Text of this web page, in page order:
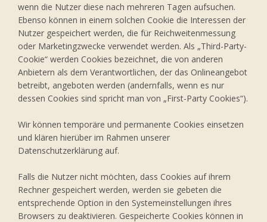
wenn die Nutzer diese nach mehreren Tagen aufsuchen.
Ebenso können in einem solchen Cookie die Interessen der
Nutzer gespeichert werden, die für Reichweitenmessung
oder Marketingzwecke verwendet werden. Als „Third-Party-
Cookie“ werden Cookies bezeichnet, die von anderen
Anbietern als dem Verantwortlichen, der das Onlineangebot
betreibt, angeboten werden (andernfalls, wenn es nur
dessen Cookies sind spricht man von „First-Party Cookies“).
Wir können temporäre und permanente Cookies einsetzen
und klären hierüber im Rahmen unserer
Datenschutzerklärung auf.
Falls die Nutzer nicht möchten, dass Cookies auf ihrem
Rechner gespeichert werden, werden sie gebeten die
entsprechende Option in den Systemeinstellungen ihres
Browsers zu deaktivieren. Gespeicherte Cookies können in